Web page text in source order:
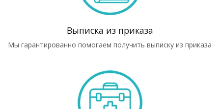
Выписка из приказа
Мы гарантированно помогаем получить выписку из приказа